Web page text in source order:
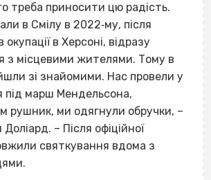
треба приносити цю радість.
в Смілу в 2022‐му, після
окупації в Херсоні, відразу
з місцевими жителями. Тому в
зі знайомими. Нас провели у
під марш Мендельсона,
рушник, ми одягнули обручки, –
– Після офіційної
святкування вдома з